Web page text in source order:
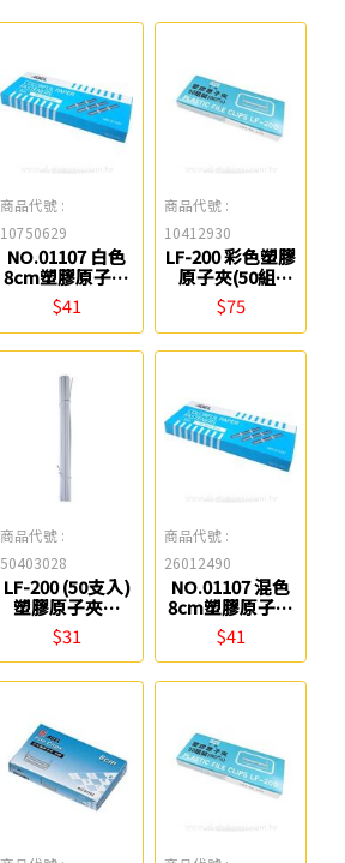
商品代號 :
10750629
NO.01107 白色
8cm塑膠原子夾
(50組) ABEL
$41
商品代號 :
10412930
LF-200 彩色塑膠
原子夾(50組)
Life
$75
商品代號 :
50403028
LF-200 (50支入)
塑膠原子夾腳
Life
$31
商品代號 :
26012490
NO.01107 混色
8cm塑膠原子夾
(50組) ABEL
$41